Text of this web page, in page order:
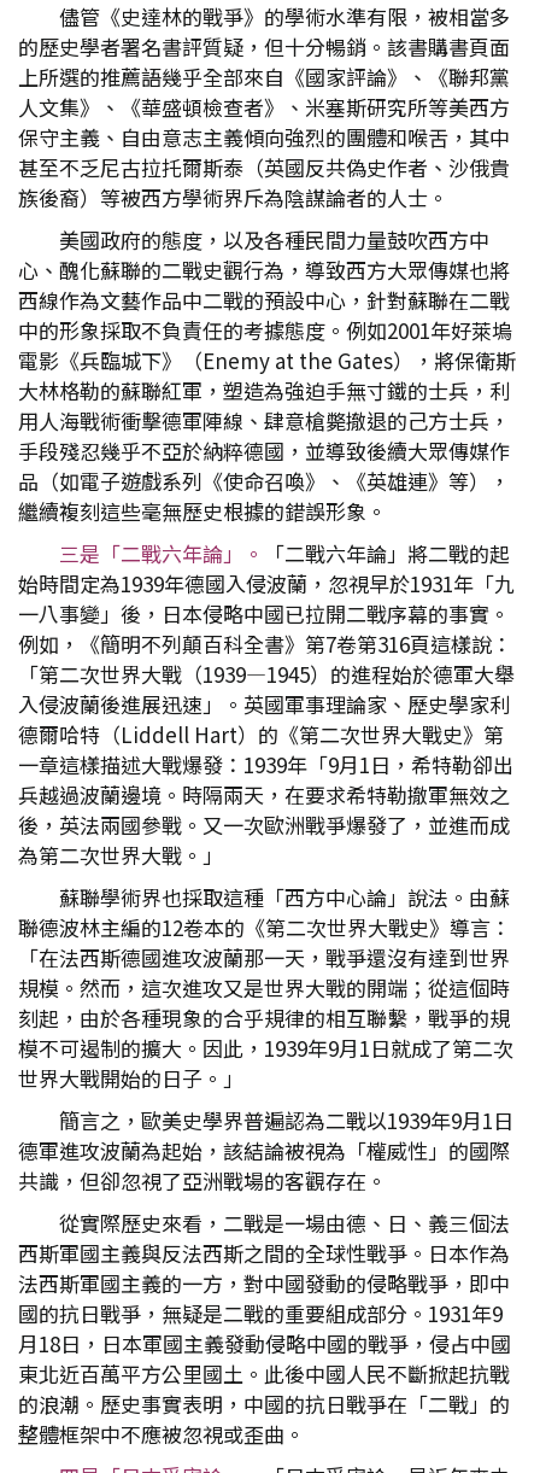
儘管《史達林的戰爭》的學術水準有限，被相當多
的歷史學者署名書評質疑，但十分暢銷。該書購書頁面
上所選的推薦語幾乎全部來自《國家評論》、《聯邦黨
人文集》、《華盛頓檢查者》、米塞斯研究所等美西方
保守主義、自由意志主義傾向強烈的團體和喉舌，其中
甚至不乏尼古拉托爾斯泰（英國反共偽史作者、沙俄貴
族後裔）等被西方學術界斥為陰謀論者的人士。
美國政府的態度，以及各種民間力量鼓吹西方中
心、醜化蘇聯的二戰史觀行為，導致西方大眾傳媒也將
西線作為文藝作品中二戰的預設中心，針對蘇聯在二戰
中的形象採取不負責任的考據態度。例如2001年好萊塢
電影《兵臨城下》（Enemy at the Gates），將保衛斯
大林格勒的蘇聯紅軍，塑造為強迫手無寸鐵的士兵，利
用人海戰術衝擊德軍陣線、肆意槍斃撤退的己方士兵，
手段殘忍幾乎不亞於納粹德國，並導致後續大眾傳媒作
品（如電子遊戲系列《使命召喚》、《英雄連》等），
繼續複刻這些毫無歷史根據的錯誤形象。
三是「二戰六年論」。
「二戰六年論」將二戰的起
始時間定為1939年德國入侵波蘭，忽視早於1931年「九
一八事變」後，日本侵略中國已拉開二戰序幕的事實。
例如，《簡明不列顛百科全書》第7卷第316頁這樣說：
「第二次世界大戰（1939—1945）的進程始於德軍大舉
入侵波蘭後進展迅速」。英國軍事理論家、歷史學家利
德爾哈特（Liddell Hart）的《第二次世界大戰史》第
一章這樣描述大戰爆發：1939年「9月1日，希特勒卻出
兵越過波蘭邊境。時隔兩天，在要求希特勒撤軍無效之
後，英法兩國參戰。又一次歐洲戰爭爆發了，並進而成
為第二次世界大戰。」
蘇聯學術界也採取這種「西方中心論」說法。由蘇
聯德波林主編的12卷本的《第二次世界大戰史》導言：
「在法西斯德國進攻波蘭那一天，戰爭還沒有達到世界
規模。然而，這次進攻又是世界大戰的開端；從這個時
刻起，由於各種現象的合乎規律的相互聯繫，戰爭的規
模不可遏制的擴大。因此，1939年9月1日就成了第二次
世界大戰開始的日子。」
簡言之，歐美史學界普遍認為二戰以1939年9月1日
德軍進攻波蘭為起始，該結論被視為「權威性」的國際
共識，但卻忽視了亞洲戰場的客觀存在。
從實際歷史來看，二戰是一場由德、日、義三個法
西斯軍國主義與反法西斯之間的全球性戰爭。日本作為
法西斯軍國主義的一方，對中國發動的侵略戰爭，即中
國的抗日戰爭，無疑是二戰的重要組成部分。1931年9
月18日，日本軍國主義發動侵略中國的戰爭，侵占中國
東北近百萬平方公里國土。此後中國人民不斷掀起抗戰
的浪潮。歷史事實表明，中國的抗日戰爭在「二戰」的
整體框架中不應被忽視或歪曲。